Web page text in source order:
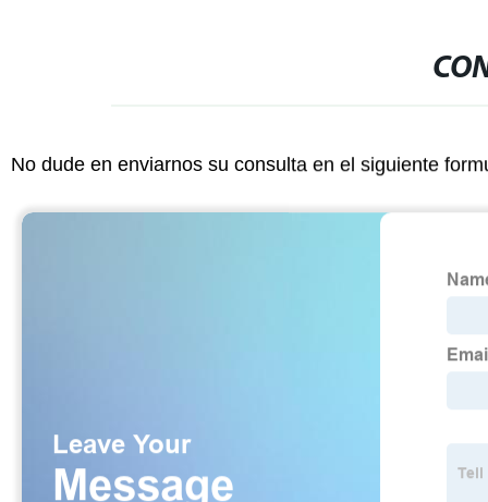
No dude en enviarnos su consulta en el siguiente